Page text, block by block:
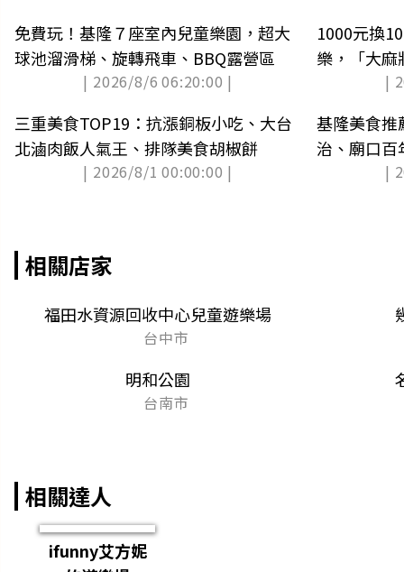
免費玩！基隆７座室內兒童樂園，超大
球池溜滑梯、旋轉飛車、BBQ露營區
| 2026/8/6 06:20:00 |
1000元換
樂，「大
|
三重美食TOP19：抗漲銅板小吃、大台
北滷肉飯人氣王、排隊美食胡椒餅
| 2026/8/1 00:00:00 |
基隆美食推
治、廟口百
|
相關店家
福田水資源回收中心兒童遊樂場
台中市
明和公園
台南市
相關達人
ifunny艾方妮